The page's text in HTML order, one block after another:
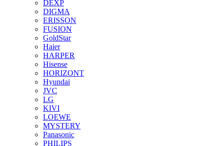
DEXP
DIGMA
ERISSON
FUSION
GoldStar
Haier
HARPER
Hisense
HORIZONT
Hyundai
JVC
LG
KIVI
LOEWE
MYSTERY
Panasonic
PHILIPS